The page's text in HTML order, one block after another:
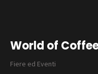
World of
Fiere ed Eventi